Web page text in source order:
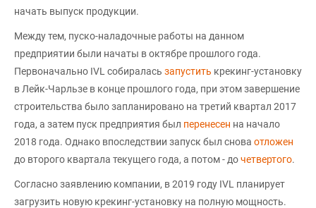
начать выпуск продукции.
Между тем, пуско-наладочные работы на данном
предприятии были начаты в октябре прошлого года.
Первоначально IVL собиралась запустить крекинг-установку
в Лейк-Чарльзе в конце прошлого года, при этом завершение
строительства было запланировано на третий квартал 2017
года, а затем пуск предприятия был перенесен на начало
2018 года. Однако впоследствии запуск был снова отложен
до второго квартала текущего года, а потом - дочетвертого.
Согласно заявлению компании, в 2019 году IVL планирует
загрузить новую крекинг-установку на полную мощность.